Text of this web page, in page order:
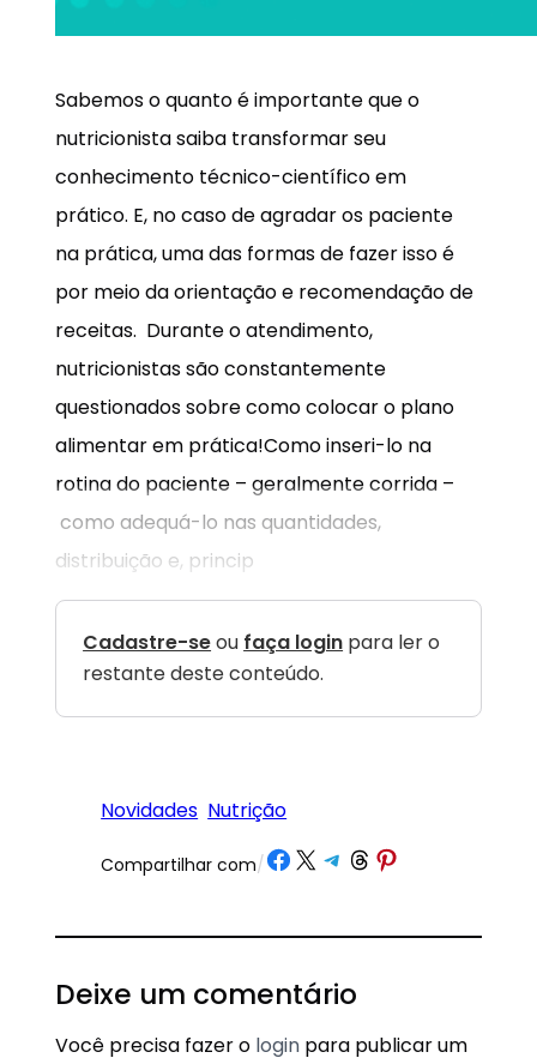
Sabemos o quanto é importante que o
nutricionista saiba transformar seu
conhecimento técnico-científico em
prático. E, no caso de agradar os paciente
na prática, uma das formas de fazer isso é
por meio da orientação e recomendação de
receitas. Durante o atendimento,
nutricionistas são constantemente
questionados sobre como colocar o plano
alimentar em prática!Como inseri-lo na
rotina do paciente – geralmente corrida –
como adequá-lo nas quantidades,
distribuição e, princip
Cadastre-seou faça login para ler o
restante deste conteúdo.
Novidades Nutrição
Compartilhar com/ Share on Facebook
Share on X Share on Telegram
Share on Threads
Share on Pinterest
Deixe um comentário
Você precisa fazer o login para publicar um